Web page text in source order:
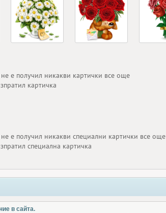
е получил никакви картички все още
картичка
е получил никакви специални картички все още
специална картичка
в сайта.